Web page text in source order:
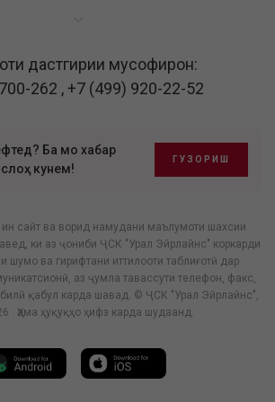
дастгирии мусофирон:
262 ,+7 (499) 920-22-52
Ба мо хабар
кунем!
ГУЗОРИШ
ин сайт ва ворид намудани маълумоти шахсии
ки аз ҷониби ҶСК "Урал Эйрлайнс" коркарди
шумо ва гирифтани иттилооти таблиғотӣ дар
аз ҷумла тавассути телефон, факс,
қабул карда шавад. © ҶСК "Урал Эйрлайнс",
. Ҳама ҳуқуқҳо ҳифз карда шудаанд.